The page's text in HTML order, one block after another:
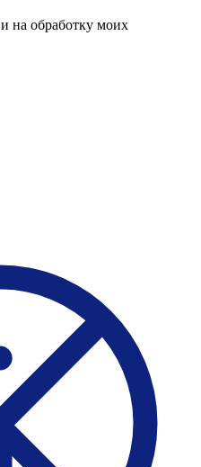
и на обработку моих